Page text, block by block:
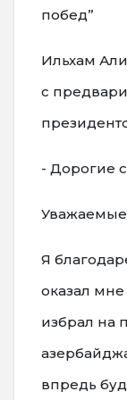
побед”
Ильхам
с
- Дорогие
Я
оказал
избрал на
впредь